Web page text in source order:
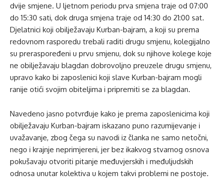
dvije smjene. U ljetnom periodu prva smjena traje od 07:00
do 15:30 sati, dok druga smjena traje od 14:30 do 21:00 sat.
Djelatnici koji obilježavaju Kurban-bajram, a koji su prema
redovnom rasporedu trebali raditi drugu smjenu, kolegijalno
su preraspoređeni u prvu smjenu, dok su njihove kolege koje
ne obilježavaju blagdan dobrovoljno preuzele drugu smjenu,
upravo kako bi zaposlenici koji slave Kurban-bajram mogli
ranije otići svojim obiteljima i pripremiti se za blagdan.
Navedeno jasno potvrđuje kako je prema zaposlenicima koji
obilježavaju Kurban-bajram iskazano puno razumijevanje i
uvažavanje, zbog čega su navodi iz članka ne samo netočni,
nego i krajnje neprimjereni, jer bez ikakvog stvarnog osnova
pokušavaju otvoriti pitanje međuvjerskih i međuljudskih
odnosa unutar kolektiva u kojem takvi problemi ne postoje.